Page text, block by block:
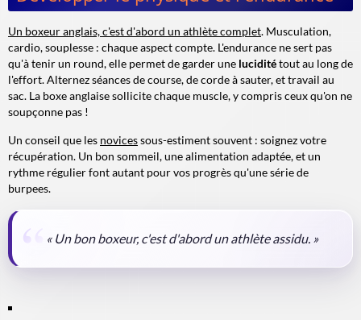
Un boxeur anglais, c'est d'abord un athlète complet. Musculation,
cardio, souplesse : chaque aspect compte. L'endurance ne sert pas
qu'à tenir un round, elle permet de garder une luciditétout au long de
l'effort. Alternez séances de course, de corde à sauter, et travail au
sac. La boxe anglaise sollicite chaque muscle, y compris ceux qu'on ne
soupçonne pas !
Un conseil que les novicessous-estiment souvent : soignez votre
récupération. Un bon sommeil, une alimentation adaptée, et un
rythme régulier font autant pour vos progrès qu'une série de
burpees.
« Un bon boxeur, c'est d'abord un athlète assidu. »